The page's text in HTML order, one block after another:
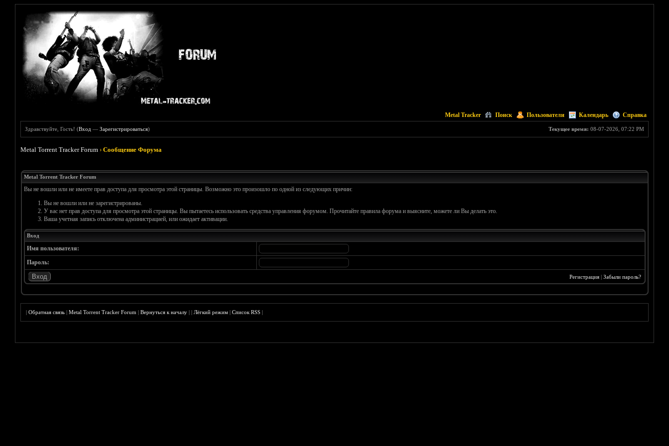
Metal Tracker Поиск Пользователи Календарь Справка
Текущее время: 08-07-2026, 07:22 PM
Здравствуйте, Гость! (Вход —Зарегистрироваться)
Metal Torrent Tracker Forum ›Сообщение Форума
Metal Torrent Tracker Forum
Вы не вошли или не имеете прав доступа для просмотра этой страницы. Возможно это произошло по одной из следующих причин:
Вы не вошли или не зарегистрированы.
У вас нет прав доступа для просмотра этой страницы. Вы пытаетесь использовать средства управления форумом. Прочитайте правила форума и выясните, можете ли Вы делать это.
Ваша учетная запись отключена администрацией, или ожидает активации.
Вход
Имя пользователя:
Пароль:
Регистрация| Забыли пароль?
|Обратная связь |Metal Torrent Tracker Forum |Вернуться к началу ||Лёгкий режим |Список RSS |